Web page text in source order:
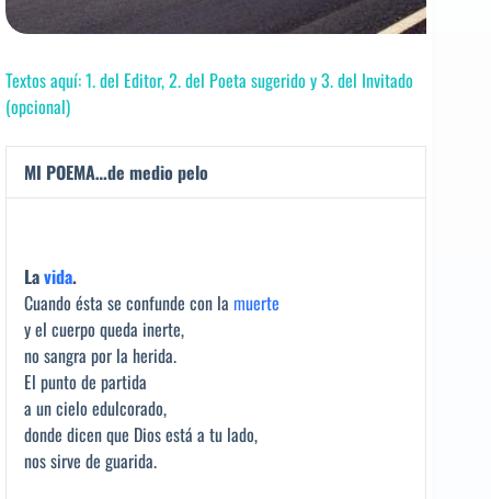
Textos aquí: 1. del Editor, 2. del Poeta sugerido y 3. del Invitado
(opcional)
MI POEMA…de medio pelo
Lavida.
Cuando ésta se confunde con la muerte
y el cuerpo queda inerte,
no sangra por la herida.
El punto de partida
a un cielo edulcorado,
donde dicen que Dios está a tu lado,
nos sirve de guarida.